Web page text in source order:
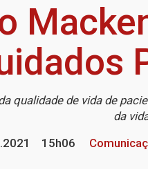
qualidade de vida de
da
15h06